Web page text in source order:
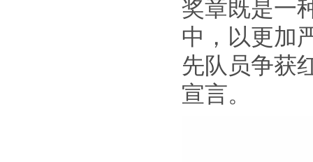
奖章既是一
中，以更加
先队员争获
宣言。